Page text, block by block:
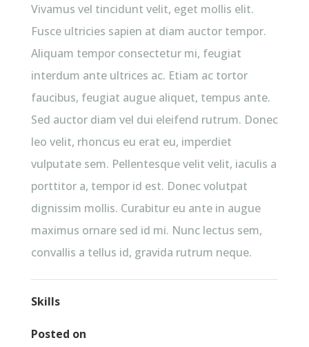
Vivamus vel tincidunt velit, eget mollis elit.
Fusce ultricies sapien at diam auctor tempor.
Aliquam tempor consectetur mi, feugiat
interdum ante ultrices ac. Etiam ac tortor
faucibus, feugiat augue aliquet, tempus ante.
Sed auctor diam vel dui eleifend rutrum. Donec
leo velit, rhoncus eu erat eu, imperdiet
vulputate sem. Pellentesque velit velit, iaculis a
porttitor a, tempor id est. Donec volutpat
dignissim mollis. Curabitur eu ante in augue
maximus ornare sed id mi. Nunc lectus sem,
convallis a tellus id, gravida rutrum neque.
Skills
Posted on